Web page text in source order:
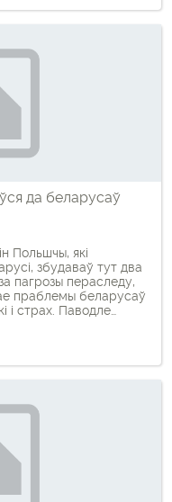
да беларусаў
Польшчы, які
збудаваў тут два
пагрозы пераследу,
праблемы беларусаў
і страх. Паводле
да зямлі, а на […]